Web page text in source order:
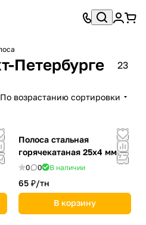
Петербурге 23
По возрастанию сортировки
Полоса стальная
горячекатаная 25х4 мм
0 0 В наличии
65 ₽/тн
В корзину